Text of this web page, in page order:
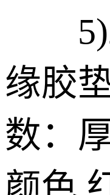
缘胶
数：